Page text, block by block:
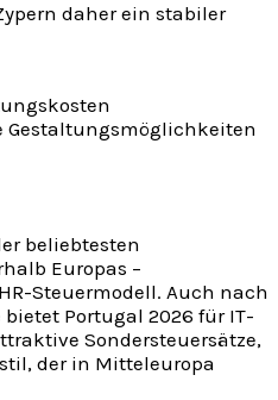
daher ein stabiler
beliebtesten
Europas –
Steuermodell. Auch nach
Portugal 2026 für IT-
Sondersteuersätze,
der in Mitteleuropa